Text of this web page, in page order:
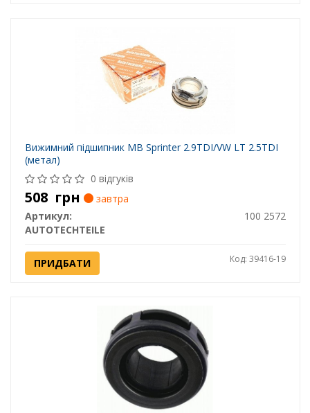
Вижимний підшипник MB Sprinter 2.9TDI/VW LT 2.5TDI
(метал)
0 відгуків
508 грн
завтра
Артикул:
100 2572
AUTOTECHTEILE
ПРИДБАТИ Код: 39416-19